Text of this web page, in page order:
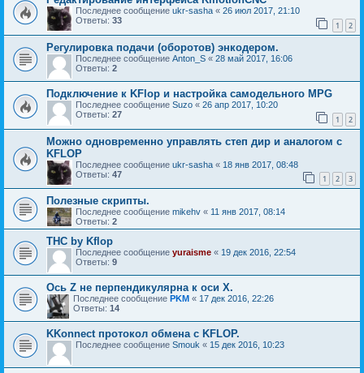
Последнее сообщение ukr-sasha « 26 июл 2017, 21:10
Ответы: 33 1 2
Регулировка подачи (оборотов) энкодером.
Последнее сообщение Anton_S « 28 май 2017, 16:06
Ответы: 2
Подключение к KFlop и настройка самодельного MPG
Последнее сообщение Suzo « 26 апр 2017, 10:20
Ответы: 27 1 2
Можно одновременно управлять степ дир и аналогом с
KFLOP
Последнее сообщение ukr-sasha « 18 янв 2017, 08:48
Ответы: 47 1 2 3
Полезные скрипты.
Последнее сообщение mikehv « 11 янв 2017, 08:14
Ответы: 2
THC by Kflop
Последнее сообщение yuraisme « 19 дек 2016, 22:54
Ответы: 9
Ось Z не перпендикулярна к оси Х.
Последнее сообщение PKM « 17 дек 2016, 22:26
Ответы: 14
KKonnect протокол обмена с KFLOP.
Последнее сообщение Smouk « 15 дек 2016, 10:23